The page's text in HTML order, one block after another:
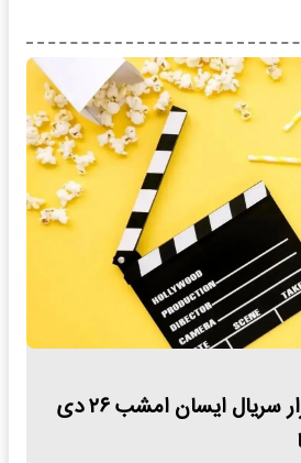
ساعت پخش و تکرار سریال ایسان امشب ۲۶ دی